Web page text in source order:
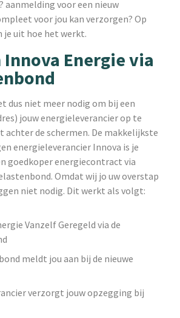
aanmelding voor een nieuw
voor jou kan verzorgen? Op
je uit hoe het werkt.
Innova Energie via
dus niet meer nodig om bij een
jouw energieleverancier op te
achter de schermen. De makkelijkste
energieleverancier Innova is je
goedkoper energiecontract via
Omdat wij jo uw overstap
niet nodig. Dit werkt als volgt:
Vanzelf Geregeld via de
meldt jou aan bij de nieuwe
verzorgt jouw opzegging bij